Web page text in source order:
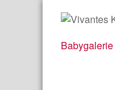
Babygalerie